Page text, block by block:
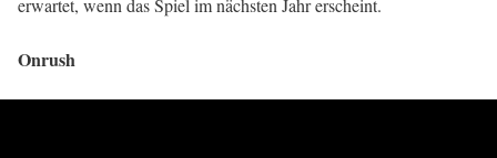
erwartet, wenn das Spiel im nächsten Jahr erscheint.
Onrush